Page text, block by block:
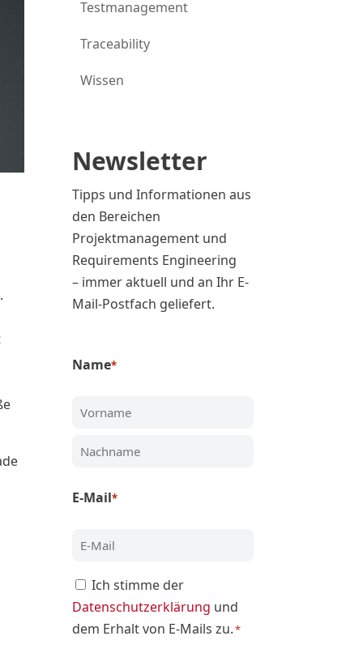
Testmanagement
Traceability
Wissen
Newsletter
Tipps und Informationen aus
den Bereichen
Projektmanagement und
Requirements Engineering
– immer aktuell und an Ihr E-
Mail-Postfach geliefert.
Name*
E-Mail*
Zustimmung
*
Ich stimme der
Datenschutzerklärung und
dem Erhalt von E-Mails zu.*